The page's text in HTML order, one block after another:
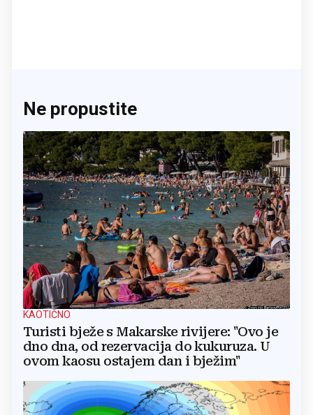
Ne propustite
KAOTIČNO
Turisti bježe s Makarske rivijere: "Ovo je
dno dna, od rezervacija do kukuruza. U
ovom kaosu ostajem dan i bježim"